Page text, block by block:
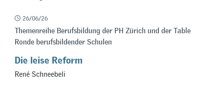
26/06/26
Themenreihe Berufsbildung der PH Zürich und der Table
Ronde berufsbildender Schulen
Die leise Reform
René Schneebeli